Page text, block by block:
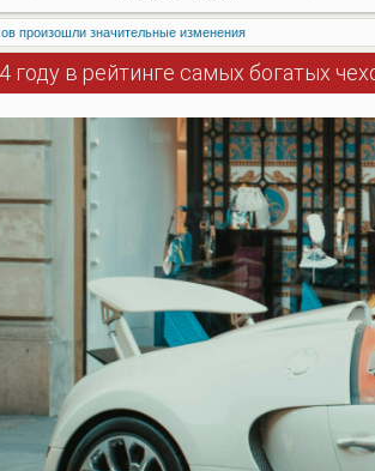
произошли значительные изменения
году в рейтинге самых богатых